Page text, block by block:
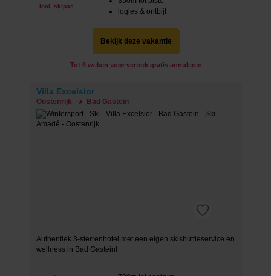
incl. skipas
logies & ontbijt
Bekijk deze vakantie
Tot 6 weken voor vertrek gratis annuleren
Villa Excelsior
Oostenrijk Bad Gastein
Authentiek 3-sterrenhotel met een eigen skishuttleservice en
wellness in Bad Gastein!